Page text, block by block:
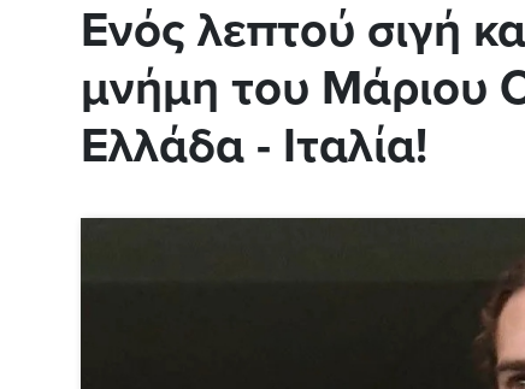
Ενός λεπτού σιγή
μνήμη του Μάριου
Ελλάδα - Ιταλία!